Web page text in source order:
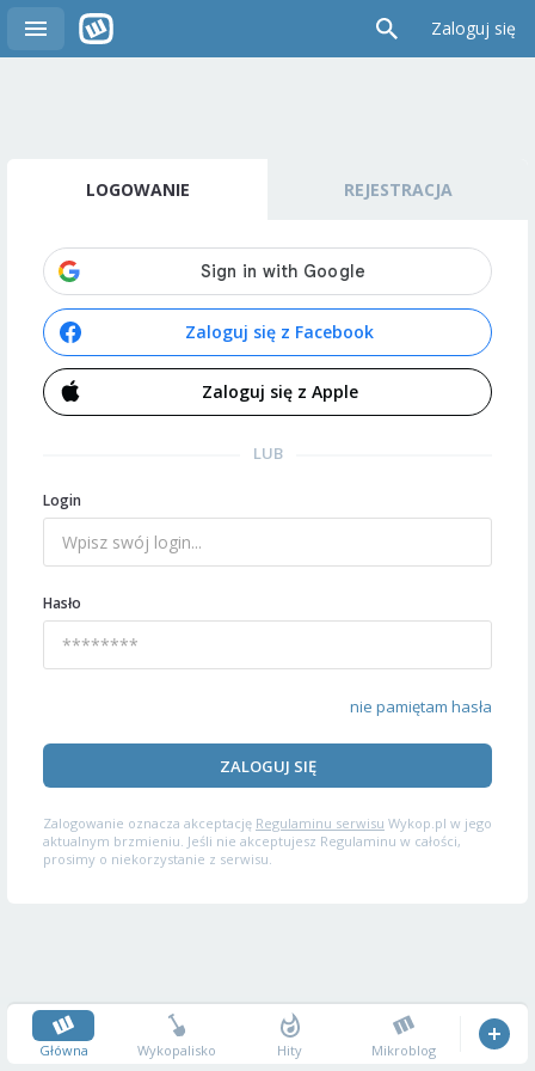
Zaloguj się
LOGOWANIE REJESTRACJA
Zaloguj się z Facebook
Zaloguj się z Apple
LUB
Login
Hasło
nie pamiętam hasła
ZALOGUJ SIĘ
Zalogowanie oznacza akceptację Regulaminu serwisu Wykop.pl w jego
aktualnym brzmieniu. Jeśli nie akceptujesz Regulaminu w całości,
prosimy o niekorzystanie z serwisu.
Główna Wykopalisko Hity Mikroblog